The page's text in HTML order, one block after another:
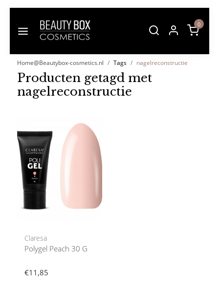
0
Home@Beautybox-cosmetics.nl Tags nagelreconstructie
Producten getagd met
nagelreconstructie
Claresa
Polygel Peach 30 G
€11,85